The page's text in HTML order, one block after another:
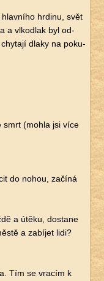
hr­di­nu, svět
a vl­kodlak byl od­
dlaky na po­ku­
smrt (mohla jsi více
do nohou, za­čí­ná
a útěku, do­sta­ne
a za­bí­jet lidi?
Tím se vra­cím k